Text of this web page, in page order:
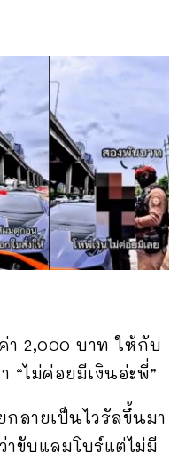
2,000 บาท ให้กับ
ไม่ค่อยมีเงินอ่ะพี่”
ลายเป็นไวรัลขึ้นมา
าขับแลมโบร์แต่ไม่มี